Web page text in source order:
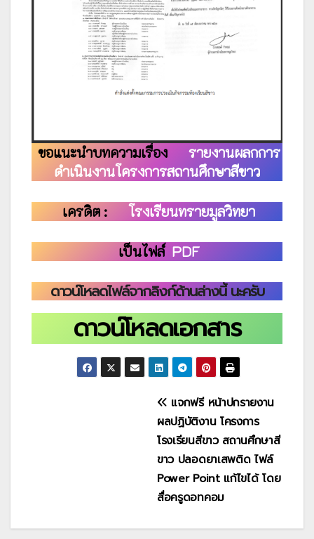
ขอแนะนำบทความเรื่อง
รายงานผลกการ
ดำเนินงานโครงการสถานศึกษาสีขาว
เครดิต : โรงเรียนทรายมูลวิทยา
เป็นไฟล์ PDF
ดาวน์โหลดไฟล์จากลิงก์ด้านล่างนี้ นะครับ
ดาวน์โหลดเอกสาร
แจกฟรี หน้าปกรายงาน
ผลปฏิบัติงาน โครงการ
โรงเรียนสีขาว สถานศึกษาสี
ขาว ปลอดยาเสพติด ไฟล์
Power Point แก้ไขได้ โดย
สื่อครูดอทคอม